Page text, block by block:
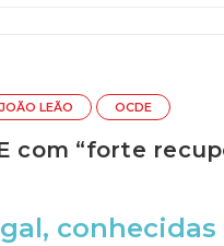
JOÃO LEÃO OCDE
com “forte
conhecidas